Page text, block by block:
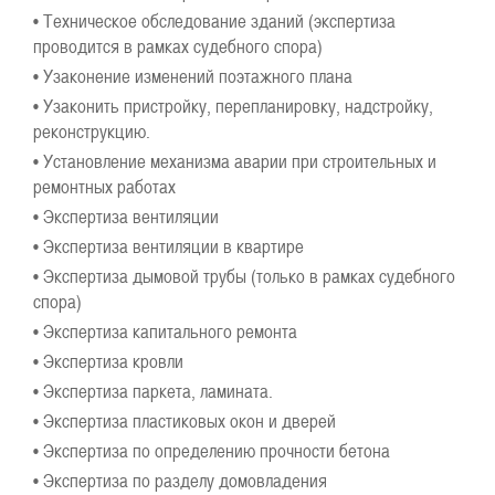
• Техническое обследование зданий (экспертиза
проводится в рамках судебного спора)
• Узаконение изменений поэтажного плана
• Узаконить пристройку, перепланировку, надстройку,
реконструкцию.
• Установление механизма аварии при строительных и
ремонтных работах
• Экспертиза вентиляции
• Экспертиза вентиляции в квартире
• Экспертиза дымовой трубы (только в рамках судебного
спора)
• Экспертиза капитального ремонта
• Экспертиза кровли
• Экспертиза паркета, ламината.
• Экспертиза пластиковых окон и дверей
• Экспертиза по определению прочности бетона
• Экспертиза по разделу домовладения